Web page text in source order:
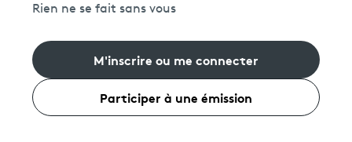
Rien ne se fait sans vous
M'inscrire ou me connecter
Participer à une émission